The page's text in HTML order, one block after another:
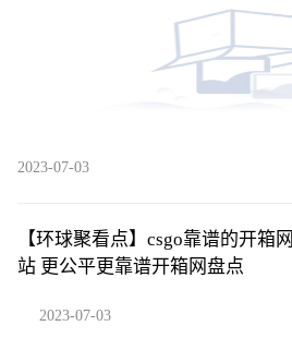
2023-07-03
【环球聚看点】csgo靠谱的开箱网
站 更公平更靠谱开箱网盘点
2023-07-03